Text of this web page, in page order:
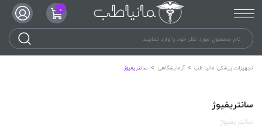
0
تجهیزات پزشکی مانیا طب آزمایشگاهی سانتریفیوژ
سانتریفیوژ
سانتریفیوژ